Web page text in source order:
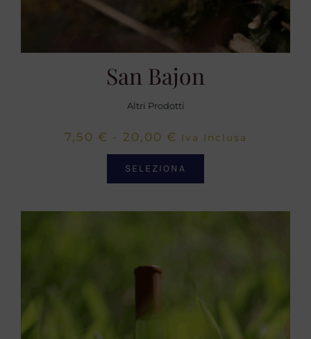
San Bajon
Altri Prodotti
7,50 € - 20,00 € Fascia
prezzo:
Iva Inclusa
SELEZIONA